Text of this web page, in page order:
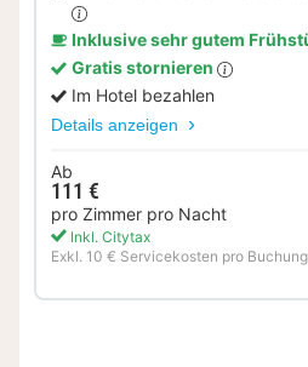
Inklusive sehr gutem
Gratis stornieren
Im Hotel bezahlen
Details anzeigen
Ab
111 €
pro Zimmer pro Nacht
Inkl. Citytax
Exkl. 10 € Servicekosten pro Buchung